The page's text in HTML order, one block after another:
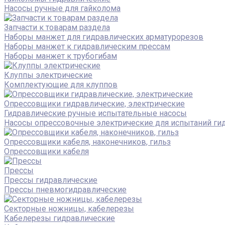
Насосы ручные для гайколома
Запчасти к товарам раздела
Наборы манжет для гидравлических арматурорезов
Наборы манжет к гидравлическим прессам
Наборы манжет к трубогибам
Клуппы электрические
Комплектующие для клуппов
Опрессовщики гидравлические, электрические
Гидравлические ручные испытательные насосы
Насосы опрессовочные электрические для испытаний
Опрессовщики кабеля, наконечников, гильз
Опрессовщики кабеля
Прессы
Прессы гидравлические
Прессы пневмогидравлические
Секторные ножницы, кабелерезы
Кабелерезы гидравлические